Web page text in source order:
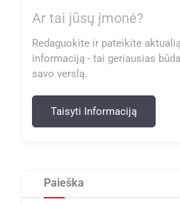
Ar tai jūsų įmonė?
Redaguokite ir pateikite
informaciją - tai geriausias
savo verslą.
Taisyti Informaciją
Paieška